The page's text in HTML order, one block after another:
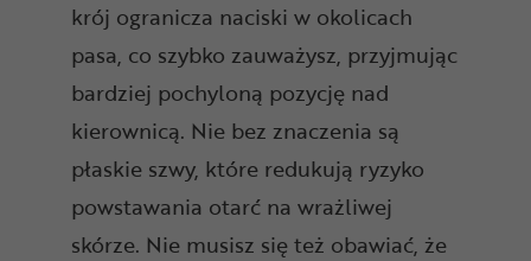
krój ogranicza naciski w okolicach
pasa, co szybko zauważysz, przyjmując
bardziej pochyloną pozycję nad
kierownicą. Nie bez znaczenia są
płaskie szwy, które redukują ryzyko
powstawania otarć na wrażliwej
skórze. Nie musisz się też obawiać, że